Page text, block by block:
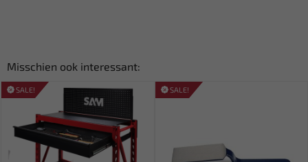
Misschien ook interessant:
SALE! SALE!